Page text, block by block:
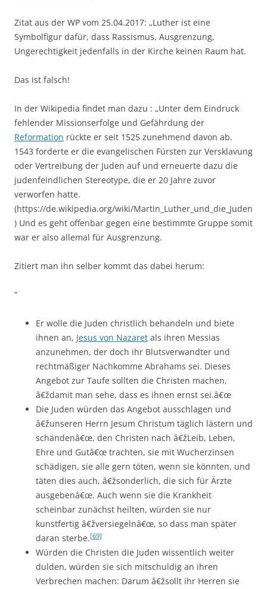
Zitat aus der WP vom 25.04.2017: „Luther ist eine
Symbolfigur dafür, dass Rassismus, Ausgrenzung,
Ungerechtigkeit jedenfalls in der Kirche keinen Raum hat.
Das ist falsch!
In der Wikipedia findet man dazu : „Unter dem Eindruck
fehlender Missionserfolge und Gefährdung der
Reformation rückte er seit 1525 zunehmend davon ab.
1543 forderte er die evangelischen Fürsten zur Versklavung
oder Vertreibung der Juden auf und erneuerte dazu die
judenfeindlichen Stereotype, die er 20 Jahre zuvor
verworfen hatte.
(https://de.wikipedia.org/wiki/Martin_Luther_und_die_Juden
) Und es geht offenbar gegen eine bestimmte Gruppe somit
war er also allemal für Ausgrenzung.
Zitiert man ihn selber kommt das dabei herum:
“
Er wolle die Juden christlich behandeln und biete
ihnen an, Jesus von Nazaret als ihren Messias
anzunehmen, der doch ihr Blutsverwandter und
rechtmäßiger Nachkomme Abrahams sei. Dieses
Angebot zur Taufe sollten die Christen machen,
â€ždamit man sehe, dass es ihnen ernst sei.â€œ
Die Juden würden das Angebot ausschlagen und
â€žunseren Herrn Jesum Christum täglich lästern und
schändenâ€œ, den Christen nach â€žLeib, Leben,
Ehre und Gutâ€œ trachten, sie mit Wucherzinsen
schädigen, sie alle gern töten, wenn sie könnten, und
täten dies auch, â€žsonderlich, die sich für Ärzte
ausgebenâ€œ. Auch wenn sie die Krankheit
scheinbar zunächst heilten, würden sie nur
kunstfertig â€žversiegelnâ€œ, so dass man später
daran sterbe.[69]
Würden die Christen die Juden wissentlich weiter
dulden, würden sie sich mitschuldig an ihren
Verbrechen machen: Darum â€žsollt ihr Herren sie